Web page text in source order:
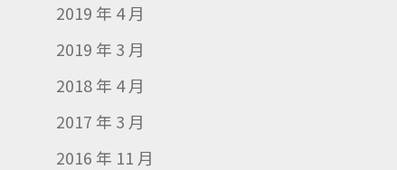
2019 年 4 月
2019 年 3 月
2018 年 4 月
2017 年 3 月
2016 年 11 月